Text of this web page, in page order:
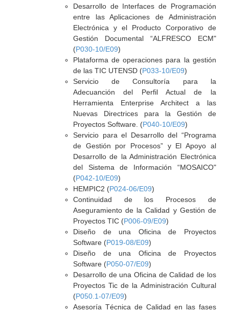
Desarrollo de Interfaces de Programación
entre las Aplicaciones de Administración
Electrónica y el Producto Corporativo de
Gestión Documental “ALFRESCO ECM"
(P030-10/E09)
Plataforma de operaciones para la gestión
de las TIC UTENSD (P033-10/E09)
Servicio de Consultoría para la
Adecuanción del Perfil Actual de la
Herramienta Enterprise Architect a las
Nuevas Directrices para la Gestión de
Proyectos Software. (P040-10/E09)
Servicio para el Desarrollo del “Programa
de Gestión por Procesos” y El Apoyo al
Desarrollo de la Administración Electrónica
del Sistema de Información “MOSAICO"
(P042-10/E09)
HEMPIC2 (P024-06/E09)
Continuidad de los Procesos de
Aseguramiento de la Calidad y Gestión de
Proyectos TIC (P006-09/E09)
Diseño de una Oficina de Proyectos
Software (P019-08/E09)
Diseño de una Oficina de Proyectos
Software (P050-07/E09)
Desarrollo de una Oficina de Calidad de los
Proyectos Tic de la Administración Cultural
(P050.1-07/E09)
Asesoría Técnica de Calidad en las fases